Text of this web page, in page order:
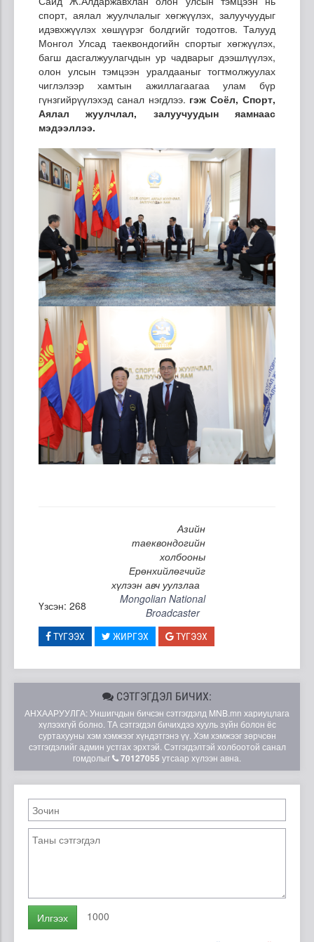
спорт, аялал жуулчлалыг хөгжүүлэх, залуучуудыг
идэвхжүүлэх хөшүүрэг болдгийг тодотгов. Талууд
Монгол Улсад таеквондогийн спортыг хөгжүүлэх,
багш дасгалжуулагчдын ур чадварыг дээшлүүлэх,
олон улсын тэмцээн уралдааныг тогтмолжуулах
чиглэлээр хамтын ажиллагаагаа улам бүр
гүнзгийрүүлэхэд санал нэгдлээ. гэж Соёл, Спорт,
Аялал жуулчлал, залуучуудын яамнаас
мэдээллээ.
Азийн
таеквондогийн
холбооны
Ерөнхийлөгчийг
хүлээн авч уулзлаа
Үзсэн: 268
Mongolian National
Broadcaster
ТҮГЭЭХ ЖИРГЭХ ТҮГЭЭХ
СЭТГЭГДЭЛ БИЧИХ:
АНХААРУУЛГА: Уншигчдын бичсэн сэтгэгдэлд MNB.mn хариуцлага
хүлээхгүй болно. ТА сэтгэгдэл бичихдээ хууль зүйн болон ёс
суртахууны хэм хэмжээг хүндэтгэнэ үү. Хэм хэмжээг зөрчсөн
сэтгэгдэлийг админ устгах эрхтэй. Сэтгэгдэлтэй холбоотой санал
гомдолыг
70127055 утсаар хүлээн авна.
Илгээх 1000